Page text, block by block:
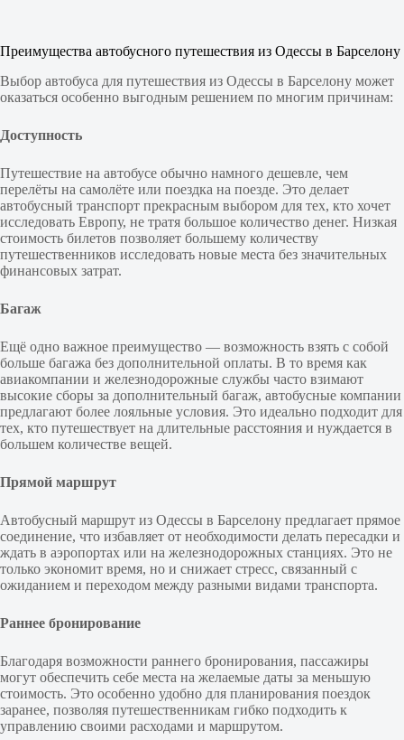
Преимущества автобусного путешествия из Одессы в Барселону
Выбор автобуса для путешествия из Одессы в Барселону может
оказаться особенно выгодным решением по многим причинам:
Доступность
Путешествие на автобусе обычно намного дешевле, чем
перелёты на самолёте или поездка на поезде. Это делает
автобусный транспорт прекрасным выбором для тех, кто хочет
исследовать Европу, не тратя большое количество денег. Низкая
стоимость билетов позволяет большему количеству
путешественников исследовать новые места без значительных
финансовых затрат.
Багаж
Ещё одно важное преимущество — возможность взять с собой
больше багажа без дополнительной оплаты. В то время как
авиакомпании и железнодорожные службы часто взимают
высокие сборы за дополнительный багаж, автобусные компании
предлагают более лояльные условия. Это идеально подходит для
тех, кто путешествует на длительные расстояния и нуждается в
большем количестве вещей.
Прямой маршрут
Автобусный маршрут из Одессы в Барселону предлагает прямое
соединение, что избавляет от необходимости делать пересадки и
ждать в аэропортах или на железнодорожных станциях. Это не
только экономит время, но и снижает стресс, связанный с
ожиданием и переходом между разными видами транспорта.
Раннее бронирование
Благодаря возможности раннего бронирования, пассажиры
могут обеспечить себе места на желаемые даты за меньшую
стоимость. Это особенно удобно для планирования поездок
заранее, позволяя путешественникам гибко подходить к
управлению своими расходами и маршрутом.